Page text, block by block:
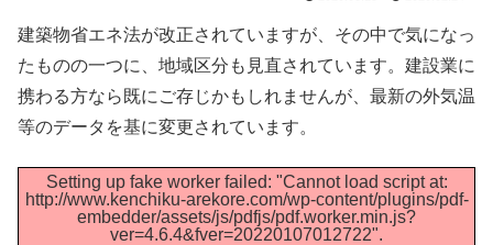
建築物省エネ法が改正されていますが、その中で気になっ
たものの一つに、地域区分も見直されています。建設業に
携わる方なら既にご存じかもしれませんが、最新の外気温
等のデータを基に変更されています。
Setting up fake worker failed: "Cannot load script at:
http://www.kenchiku-arekore.com/wp-content/plugins/pdf-
embedder/assets/js/pdfjs/pdf.worker.min.js?
ver=4.6.4&fver=20220107012722".